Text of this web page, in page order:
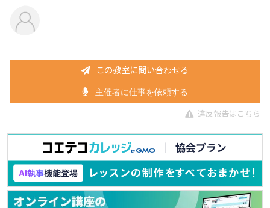
この教室に問い合わせる
主催者に仕事を依頼する
違反報告はこちら